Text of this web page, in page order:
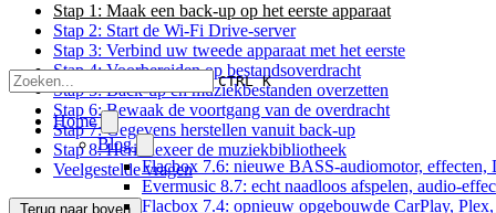
CTRL K
Home
Blog
Flacbox 7.6: nieuwe BASS-audiomotor, effecten,
Evermusic 8.7: echt naadloos afspelen, audio-
Flacbox 7.4: opnieuw opgebouwde CarPlay,
Stap 1: Maak een back-up op het eerste apparaat
Stap 2: Start de Wi-Fi Drive-server
Stap 3: Verbind uw tweede apparaat met het eerste
Stap 4: Voorbereiden op bestandsoverdracht
Stap 5: Back-up en muziekbestanden overzetten
Stap 6: Bewaak de voortgang van de overdracht
Stap 7: Gegevens herstellen vanuit back-up
Stap 8: Herindexeer de muziekbibliotheek
Veelgestelde vragen
Terug naar boven